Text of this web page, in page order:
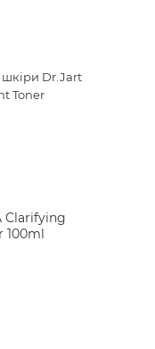
Dr.Jart
Toner